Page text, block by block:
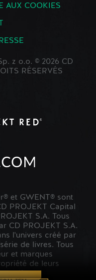
AUX COOKIES
z o.o. © 2026 CD
RÉSERVÉS
et GWENT® sont
PROJEKT Capital
S.A. Tous
CD PROJEKT S.A.
l'univers créé par
de livres. Tous
et marques
de leurs